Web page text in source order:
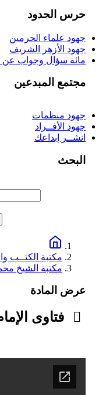
حرس الحدود
جهود علماء الحرمين
جهود الأزهر الشريف
مائة سؤال وجواب عن
مجتمع المبدعين
جهود منظمات
جهود الأفــراد
انشــر إبداعك
البحث
مكتبة الكتــب
مكتبة الشيخ
عرض المادة
فتاوى